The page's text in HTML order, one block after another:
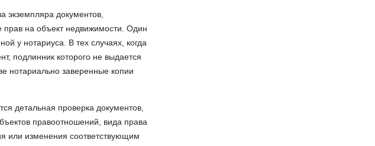
экземпляра документов,
на объект недвижимости. Один
у нотариуса. В тех случаях, когда
подлинник которого не выдается
нотариально заверенные копии
детальная проверка документов,
правоотношений, вида права
или изменения соответствующим